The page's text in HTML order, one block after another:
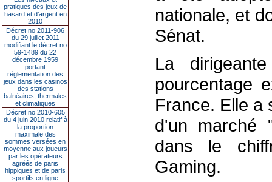
pratiques des jeux de
hasard et d’argent en
2010
Décret no 2011-906
du 29 juillet 2011
modifiant le décret no
59-1489 du 22
décembre 1959
portant
réglementation des
jeux dans les casinos
des stations
balnéaires, thermales
et climatiques
Décret no 2010-605
du 4 juin 2010 relatif à
la proportion
maximale des
sommes versées en
moyenne aux joueurs
par les opérateurs
agréés de paris
hippiques et de paris
sportifs en ligne
nationale, et
Sénat.
La
pourcentage
France. Elle a
d'un marché
dans le
Gaming.